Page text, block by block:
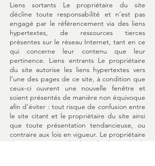
Liens sortants Le propriétaire du site
décline toute responsabilité et n’est pas
engagé par le référencement via des liens
hypertextes, de ressources tierces
présentes sur le réseau Internet, tant en ce
qui concerne leur contenu que leur
pertinence. Liens entrants Le propriétaire
du site autorise les liens hypertextes vers
l’une des pages de ce site, à condition que
ceux-ci ouvrent une nouvelle fenêtre et
soient présentés de manière non équivoque
afin d’éviter : tout risque de confusion entre
le site citant et le propriétaire du site ainsi
que toute présentation tendancieuse, ou
contraire aux lois en vigueur. Le propriétaire
du site se réserve le droit de demander la